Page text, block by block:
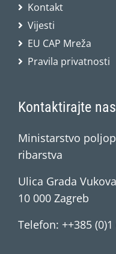
Kontakt
Vijesti
EU CAP Mreža
Pravila privatnosti
Kontaktirajte nas
Ministarstvo
ribarstva
Ulica Grada
10 000 Zagreb
Telefon: ++385